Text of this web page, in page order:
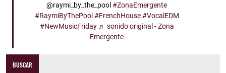
@raymi_by_the_pool#ZonaEmergente
#RaymiByThePool #FrenchHouse #VocalEDM
#NewMusicFriday ♬ sonido original - Zona
Emergente
BUSCAR